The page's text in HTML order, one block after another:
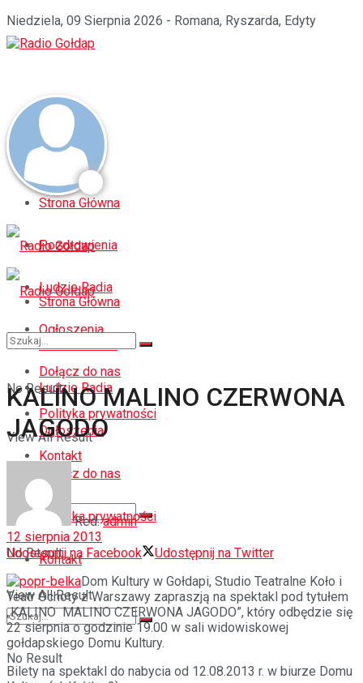
Niedziela, 09 Sierpnia 2026 - Romana, Ryszarda, Edyty
Strona Główna
Pozdrowienia
Ludzie Radia
Ogłoszenia
Dołącz do nas
Polityka prywatności
Kontakt
No Result
View All Result
Strona Główna
Pozdrowienia
Ludzie Radia
Ogłoszenia
Dołącz do nas
Polityka prywatności
Kontakt
No Result
No Result
View All Result
KALINO MALINO CZERWONA
JAGODO
Red. admin
12 sierpnia 2013
Udostępnij na Facebook
Udostępnij na Twitter
Dom Kultury w Gołdapi, Studio Teatralne Koło i
Teatr Ochoty z Warszawy zapraszją na spektakl pod tytułem
„KALINO MALINO CZERWONA JAGODO”, który odbędzie się
22 sierpnia o godzinie 19.00 w sali widowiskowej
gołdapskiego Domu Kultury.
Bilety na spektakl do nabycia od 12.08.2013 r. w biurze Domu